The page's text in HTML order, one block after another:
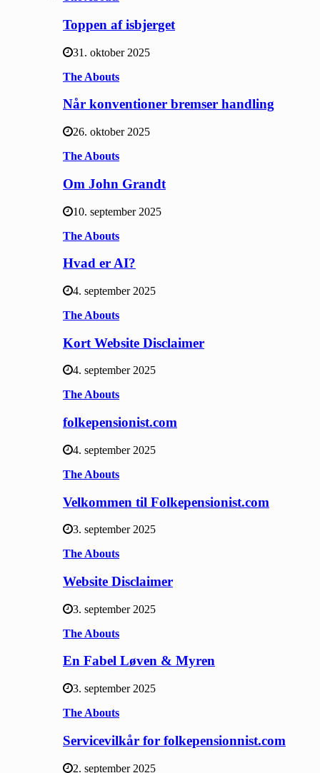
Toppen af isbjerget
31. oktober 2025
The Abouts
Når konventioner bremser handling
26. oktober 2025
The Abouts
Om John Grandt
10. september 2025
The Abouts
Hvad er AI?
4. september 2025
The Abouts
Kort Website Disclaimer
4. september 2025
The Abouts
folkepensionist.com
4. september 2025
The Abouts
Velkommen til Folkepensionist.com
3. september 2025
The Abouts
Website Disclaimer
3. september 2025
The Abouts
En Fabel Løven & Myren
3. september 2025
The Abouts
Servicevilkår for folkepensionnist.com
2. september 2025